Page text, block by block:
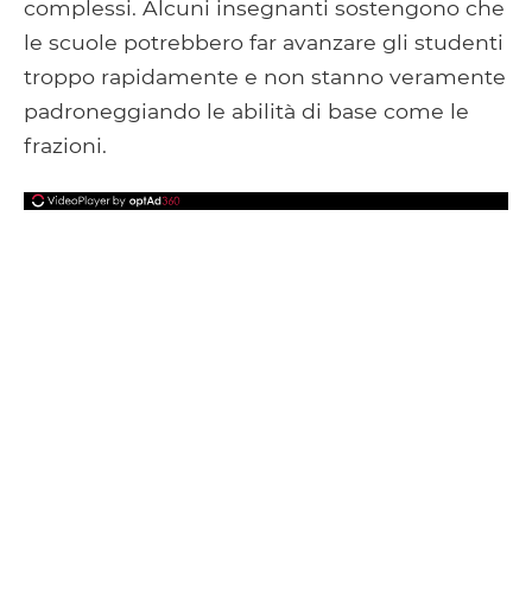
complessi. Alcuni insegnanti sostengono che
le scuole potrebbero far avanzare gli studenti
troppo rapidamente e non stanno veramente
padroneggiando le abilità di base come le
frazioni.